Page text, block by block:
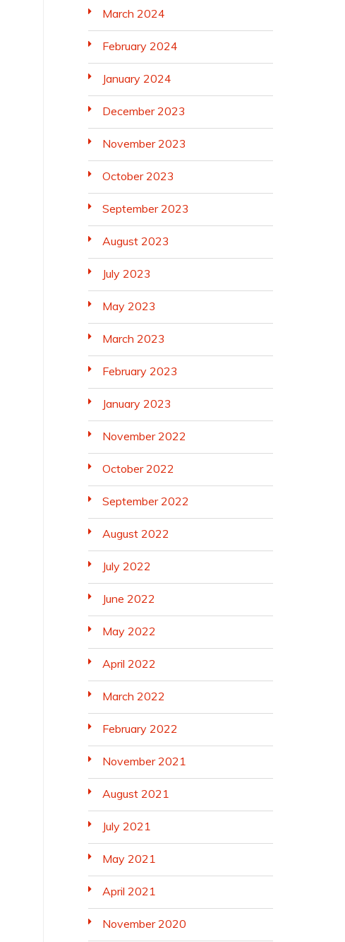
March 2024
February 2024
January 2024
December 2023
November 2023
October 2023
September 2023
August 2023
July 2023
May 2023
March 2023
February 2023
January 2023
November 2022
October 2022
September 2022
August 2022
July 2022
June 2022
May 2022
April 2022
March 2022
February 2022
November 2021
August 2021
July 2021
May 2021
April 2021
November 2020